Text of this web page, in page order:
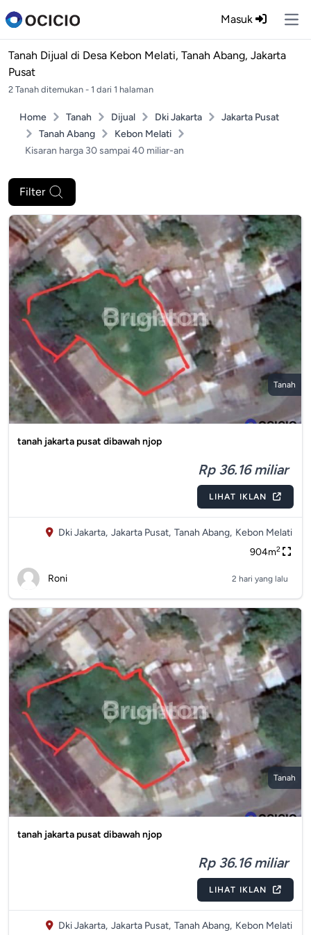
Masuk
Tanah Dijual di Desa Kebon Melati, Tanah Abang, Jakarta
Pusat
2 Tanah ditemukan - 1 dari 1 halaman
Home Tanah Dijual Dki Jakarta
Jakarta Pusat
Tanah Abang
Kebon Melati
Kisaran harga 30 sampai 40 miliar-an
Filter
Tanah
tanah jakarta pusat dibawah njop
Rp 36.16 miliar
LIHAT IKLAN
Dki Jakarta, Jakarta Pusat, Tanah Abang, Kebon Melati
904m2
Roni 2 hari yang lalu
Tanah
tanah jakarta pusat dibawah njop
Rp 36.16 miliar
LIHAT IKLAN
Dki Jakarta, Jakarta Pusat, Tanah Abang, Kebon Melati